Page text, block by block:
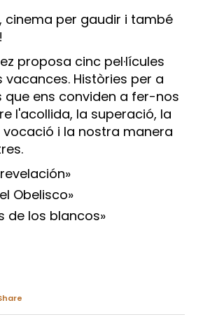
cinema per gaudir i també
proposa cinc pel·lícules
vacances. Històries per a
que ens conviden a fer-nos
l'acollida, la superació, la
vocació i la nostra manera
Obelisco»
de los blancos»